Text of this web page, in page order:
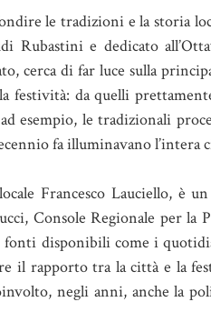
le tradizioni e la storia
Rubastini e dedicato
cerca di far luce sulla
festività: da quelli
esempio, le tradizionali
fa illuminavano l’intera
Francesco Lauciello, è
Console Regionale per la
disponibili come i
il rapporto tra la città e la
negli anni, anche la